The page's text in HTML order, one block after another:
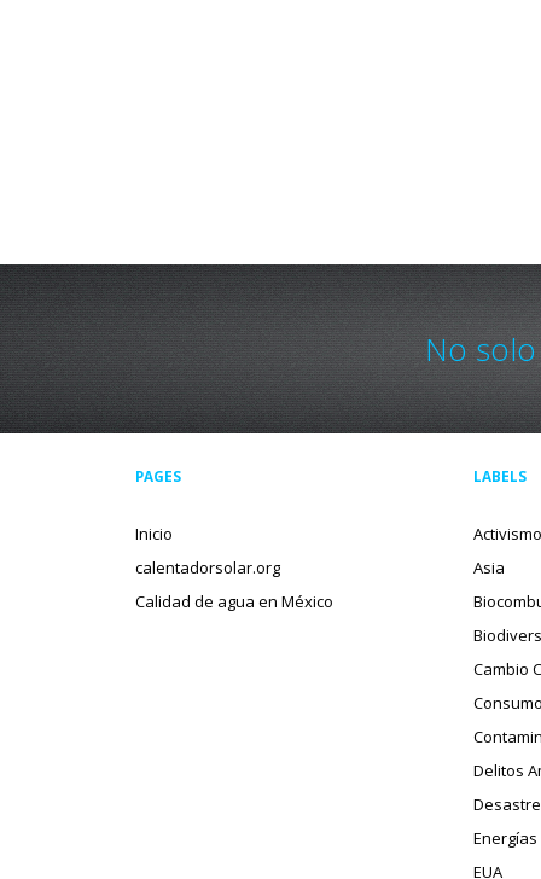
No
PAGES
Inicio
calentadorsolar.org
Calidad de agua en México
LABELS
Asia
Cambio
Delitos
EUA